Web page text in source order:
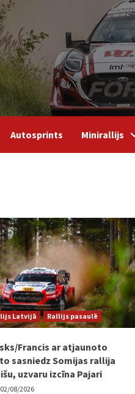
Autosprints Minirallijs
Latvijā Rallijs pasaulē
Francis ar atjaunoto
sasniedz Somijas rallija
uzvaru izcīna Pajari
02/08/2026